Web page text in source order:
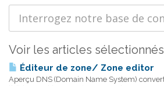
Voir les articles
Éditeur de zone/ Zone editor
Aperçu DNS (Domain Name System)